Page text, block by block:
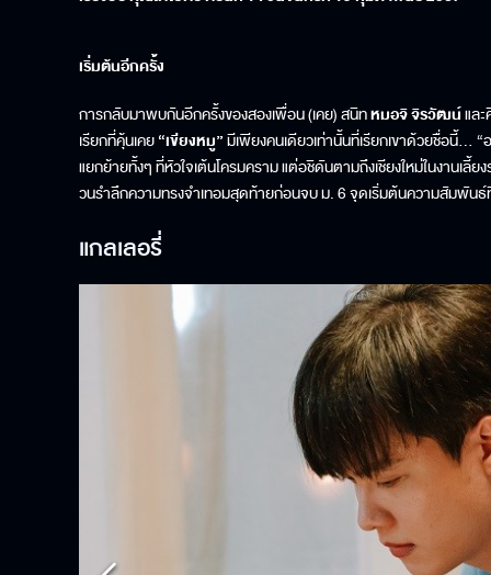
เริ่มต้นอีกครั้ง
การกลับมาพบกันอีกครั้งของสองเพื่อน (เคย) สนิทหมอจิ จิรวัฒน์แล
เรียกที่คุ้นเคย“เขียงหมู”มีเพียงคนเดียวเท่านั้นที่เรียกเขาด้วยชื่อนี้…
แยกย้ายทั้งๆ ที่หัวใจเต้นโครมคราม แต่อชิดันตามถึงเชียงใหม่ในงานเลี้ย
วนรำลึกความทรงจำเทอมสุดท้ายก่อนจบ ม. 6 จุดเริ่มต้นความสัมพันธ์
แกลเลอรี่